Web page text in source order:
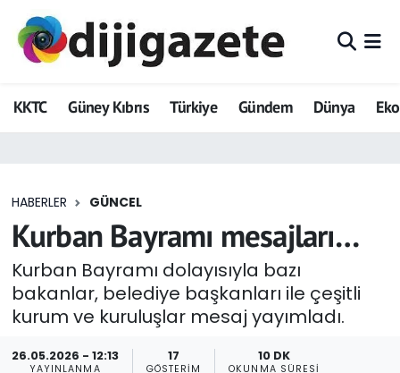
KKTC Güney Kıbrıs Türkiye Gündem Dünya
HABERLER GÜNCEL
Kurban Bayramı mesajları…
Kurban Bayramı dolayısıyla bazı
bakanlar, belediye başkanları ile çeşitli
kurum ve kuruluşlar mesaj yayımladı.
26.05.2026 - 12:13
YAYINLANMA
17
GÖSTERIM
10 DK
OKUNMA SÜRESI
ADVERTORIAL
Dijigazete
Eğitim
Ekonomi
Foto Galeri
Hava Durumu
Trafik Durumu
Tüm Manşetler
Son Dakika Haberleri
Haber Arşivi